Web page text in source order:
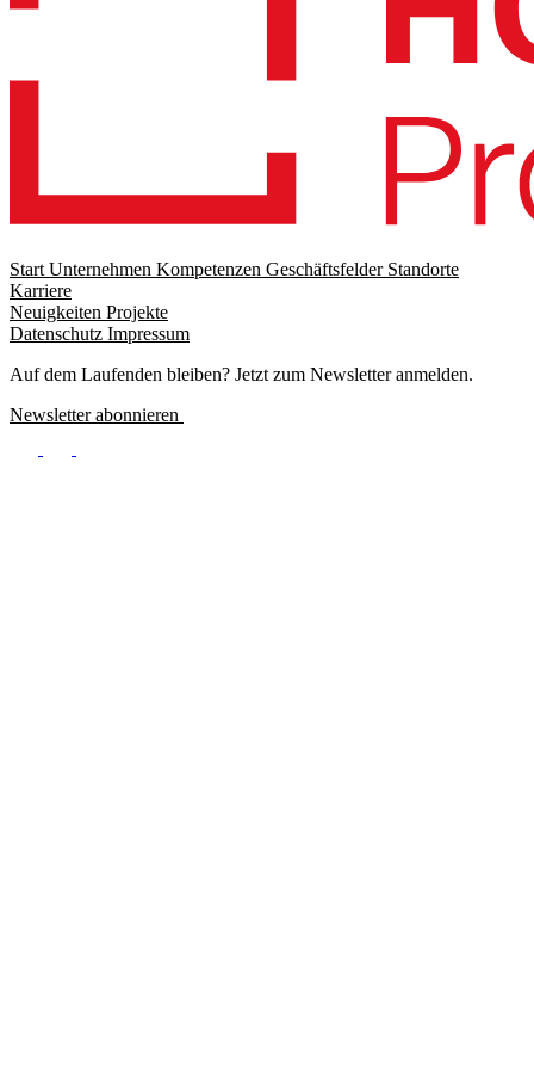
Footer
menu
Start Unternehmen Kompetenzen Geschäftsfelder Standorte
Karriere
Footer
Meta
Neuigkeiten Projekte
Datenschutz Impressum
Auf dem Laufenden bleiben? Jetzt zum Newsletter anmelden.
Newsletter abonnieren